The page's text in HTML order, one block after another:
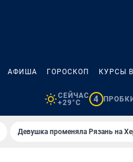
АФИША ГОРОСКОП КУРСЫ
СЕЙЧАС
+29°C
4 ПРОБКИ
Девушка променяла Рязань на